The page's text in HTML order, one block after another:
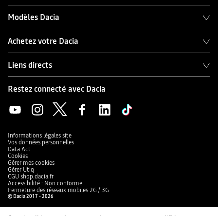
Modèles Dacia
Achetez votre Dacia
Liens directs
Restez connecté avec Dacia
Informations légales site
Vos données personnelles
Data Act
Cookies
Gérer mes cookies
Gérer Utiq
CGU shop.dacia.fr
Accessibilité : Non conforme
Fermeture des réseaux mobiles 2G / 3G
© Dacia 2017 - 2026